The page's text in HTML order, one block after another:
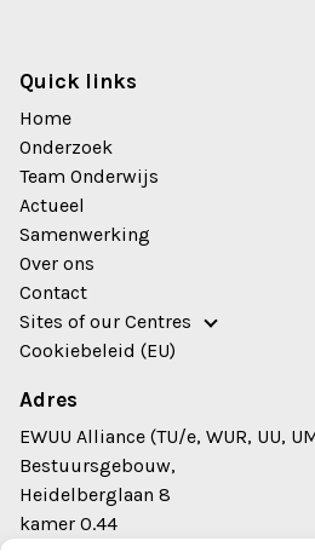
Quick links
Home
Onderzoek
Team Onderwijs
Actueel
Samenwerking
Over ons
Contact
Sites of our Centres
Cookiebeleid (EU)
Adres
EWUU Alliance (TU/e, WUR, UU,
Bestuursgebouw,
Heidelberglaan 8
kamer 0.44